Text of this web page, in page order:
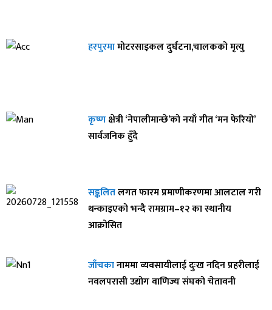
हरपुरमामोटरसाइकल दुर्घटना,चालकको मृत्यु
कृष्णक्षेत्री ‘नेपालीमान्छे’को नयाँ गीत ‘मन फेरियो’
सार्वजनिक हुँदै
सङ्कलितलगत फारम प्रमाणीकरणमा आलटाल गरी
थन्काइएको भन्दै रामग्राम–१२ का स्थानीय
आक्रोसित
जाँचकानाममा व्यवसायीलाई दुःख नदिन प्रहरीलाई
नवलपरासी उद्योग वाणिज्य संघको चेतावनी